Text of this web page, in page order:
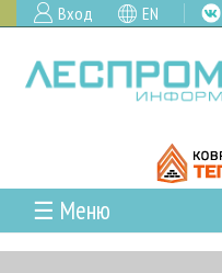
Вход EN
☰ Меню
ГЛАВНАЯ